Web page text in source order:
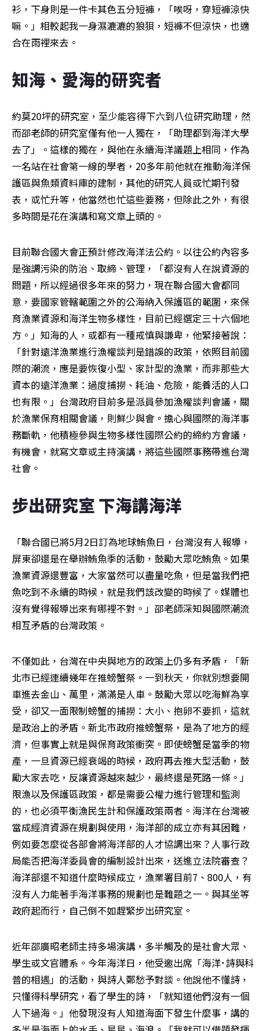
衫，下身則是一件卡其色五分短褲，「唉呀，穿短褲涼快
嘛。」相較起我一身濕漉漉的狼狽，短褲不但涼快，也適
合在雨裡來去。
知海、愛海的研究者
約莫20坪的研究室，至少能容得下六到八位研究助理，然
而邵老師的研究室僅有他一人獨在，「助理都到海洋大學
去了」。這樣的獨在，與他在永續海洋議題上相同，作為
一名站在社會第一線的學者，20多年前他就在推動海洋保
護區與魚類資料庫的建制，其他的研究人員或忙期刊發
表，或忙升等，他當然也忙這些要務，但除此之外，有很
多時間是花在演講和寫文章上頭的。
目前聯合國大會正預計修改海洋法公約。以往公約內容多
是強調污染的防治、取締、管理，「都沒有人在說資源的
問題，所以經過很多年來的努力，現在聯合國大會都同
意，要國家管轄範圍之外的公海納入保護區的範圍，來保
育漁業資源和海洋生物多樣性，目前已經選定三十六個地
方。」知海的人，或都有一種戒慎與謙卑，他緊接著說：
「針對遠洋漁業進行漁權談判是錯誤的政策，依照目前國
際的潮流，應是要恢復小型、家計型的漁業，而非那些大
資本的遠洋漁業：過度捕撈、耗油、危險，能養活的人口
也有限。」台灣政府目前多是派員參加漁權談判會議，關
於漁業保育相關會議，則鮮少與會。擔心與國際的海洋事
務斷軌，他積極參與生物多樣性國際公約的締約方會議，
有機會，就寫文章或主持演講，將這些國際事務帶進台灣
社會。
步出研究室 下海講海洋
「聯合國已將5月2日訂為地球鮪魚日，台灣沒有人報導，
屏東卻還是在舉辦鮪魚季的活動，鼓勵大眾吃鮪魚。如果
漁業資源還豐富，大家當然可以盡量吃魚，但是當我們把
魚吃到不永續的時候，就是我們該改變的時候了。媒體也
沒有覺得報導出來有哪裡不對。」邵老師深知與國際潮流
相互矛盾的台灣政策。
不僅如此，台灣在中央與地方的政策上仍多有矛盾，「新
北市已經連續幾年在推螃蟹祭。一到秋天，你就別想要開
車進去金山、萬里，滿滿是人車。鼓勵大眾以吃海鮮為享
受，卻又一面限制螃蟹的捕撈：大小、抱卵不要抓，這就
是政治上的矛盾。新北市政府推螃蟹祭，是為了地方的經
濟，但事實上就是與保育政策衝突。即使螃蟹是當季的物
產，一旦資源已經衰竭的時候，政府再去推大型活動，鼓
勵大家去吃，反讓資源越來越少，最終還是死路一條。」
限漁以及保護區政策，都是需要公權力進行管理和監測
的，也必須平衡漁民生計和保護政策兩者。海洋在台灣被
當成經濟資源在規劃與使用，海洋部的成立亦有其困難，
例如要怎麼從各部會將海洋部的人才協調出來？人事行政
局能否把海洋委員會的編制設計出來，送進立法院審查？
海洋部還不知道什麼時候成立，漁業署目前7、800人，有
沒有人力能著手海洋事務的規劃也是難題之一。與其坐等
政府起而行，自己倒不如趕緊步出研究室。
近年邵廣昭老師主持多場演講，多半觸及的是社會大眾、
學生或文官體系。今年海洋日，他受邀出席「海洋･詩與科
普的相遇」的活動，與詩人鄭愁予對談。他說他不懂詩，
只懂得科學研究，看了學生的詩，「就知道他們沒有一個
人下過海。」他發現沒有人知道海面下發生什麼事，講的